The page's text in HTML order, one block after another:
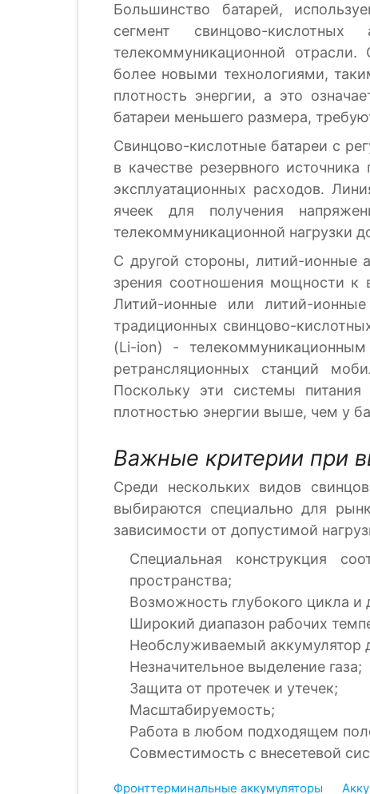
Большинство батарей,
сегмент свинцово-
телекоммуникационной
более новыми технологиями,
плотность энергии, а это
батареи меньшего размера,
Свинцово-кислотные батареи с
в качестве резервного
эксплуатационных расходов.
ячеек для получения
телекоммуникационной нагрузки
С другой стороны, литий-ионные
зрения соотношения мощности к
Литий-ионные или литий-
традиционных свинцово-
(Li-ion) -
ретрансляционных станций
Поскольку эти системы
плотностью энергии выше, чем у
Важные критерии при
Среди нескольких видов
выбираются специально для
зависимости от допустимой
Специальная конструкция
пространства;
Возможность глубокого цикла
Широкий диапазон рабочих
Необслуживаемый аккумулятор
Незначительное выделение газа;
Защита от протечек и утечек;
Масштабируемость;
Работа в любом подходящем
Совместимость с внесетевой
Фронттерминальные аккумуляторы